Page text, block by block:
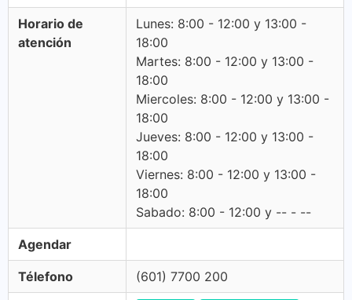
Horario de
atención
Lunes: 8:00 - 12:00 y 13:00 -
18:00
Martes: 8:00 - 12:00 y 13:00 -
18:00
Miercoles: 8:00 - 12:00 y 13:00 -
18:00
Jueves: 8:00 - 12:00 y 13:00 -
18:00
Viernes: 8:00 - 12:00 y 13:00 -
18:00
Sabado: 8:00 - 12:00 y -- - --
Agendar
Télefono (601) 7700 200